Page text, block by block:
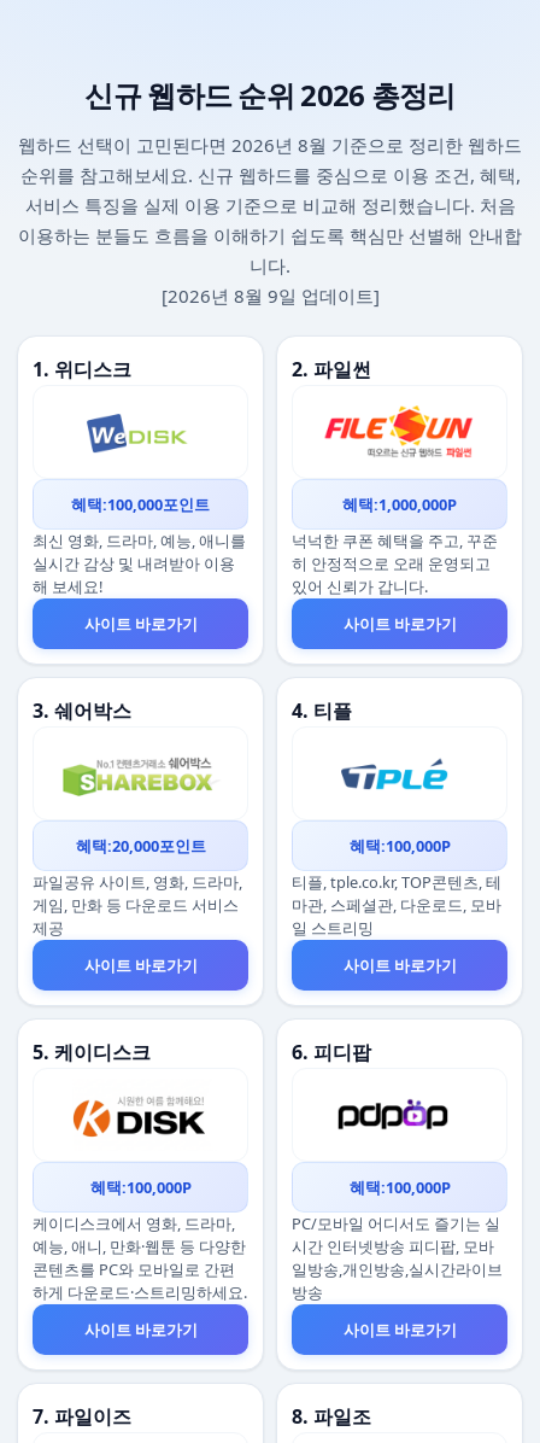
신규 웹하드 순위 2026 총정리
웹하드 선택이 고민된다면 2026년 8월 기준으로 정리한 웹하드
순위를 참고해보세요. 신규 웹하드를 중심으로 이용 조건, 혜택,
서비스 특징을 실제 이용 기준으로 비교해 정리했습니다. 처음
이용하는 분들도 흐름을 이해하기 쉽도록 핵심만 선별해 안내합
니다.
[2026년 8월 9일 업데이트]
1. 위디스크
혜택:100,000포인트
최신 영화, 드라마, 예능, 애니를
실시간 감상 및 내려받아 이용
해 보세요!
사이트 바로가기
2. 파일썬
혜택:1,000,000P
넉넉한 쿠폰 혜택을 주고, 꾸준
히 안정적으로 오래 운영되고
있어 신뢰가 갑니다.
사이트 바로가기
3. 쉐어박스
혜택:20,000포인트
파일공유 사이트, 영화, 드라마,
게임, 만화 등 다운로드 서비스
제공
사이트 바로가기
4. 티플
혜택:100,000P
티플, tple.co.kr, TOP콘텐츠, 테
마관, 스페셜관, 다운로드, 모바
일 스트리밍
사이트 바로가기
5. 케이디스크
혜택:100,000P
케이디스크에서 영화, 드라마,
예능, 애니, 만화·웹툰 등 다양한
콘텐츠를 PC와 모바일로 간편
하게 다운로드·스트리밍하세요.
사이트 바로가기
6. 피디팝
혜택:100,000P
PC/모바일 어디서도 즐기는 실
시간 인터넷방송 피디팝, 모바
일방송,개인방송,실시간라이브
방송
사이트 바로가기
7. 파일이즈 8. 파일조